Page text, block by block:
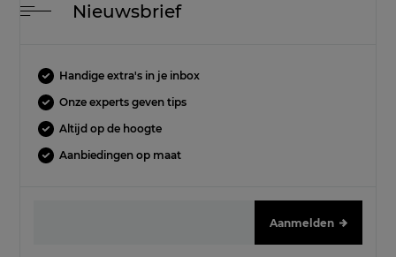
Nieuwsbrief
Handige extra's in je inbox
Onze experts geven tips
Altijd op de hoogte
Aanbiedingen op maat
Aanmelden